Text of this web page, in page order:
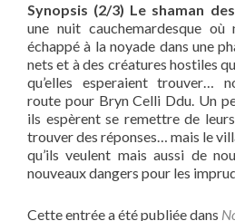
Synopsis (2/3) Le shaman
une nuit cauchemardesque
échappé à la noyade dans une
nets et à des créatures hostiles
qu’elles esperaient trouver…
route pour Bryn Celli Ddu. Un
ils espèrent se remettre de
trouver des réponses… mais le
qu’ils veulent mais aussi de
nouveaux dangers pour les
Cette entrée a été publiée dans